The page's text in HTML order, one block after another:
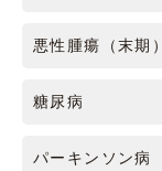
悪性腫瘍（末期）
糖尿病
パーキンソン病